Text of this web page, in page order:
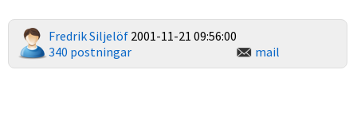
Fredrik Siljelöf 2001-11-21 09:56:00
340 postningar
mail